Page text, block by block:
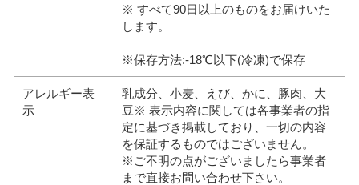
※ すべて90日以上のものをお届けいた
します。
※保存方法:-18℃以下(冷凍)で保存
アレルギー表
示
乳成分、小麦、えび、かに、豚肉、大
豆※ 表示内容に関しては各事業者の指
定に基づき掲載しており、一切の内容
を保証するものではございません。
※ご不明の点がございましたら事業者
まで直接お問い合わせ下さい。